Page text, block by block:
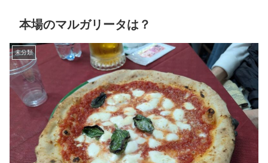
本場のマルガリータは？
未分類